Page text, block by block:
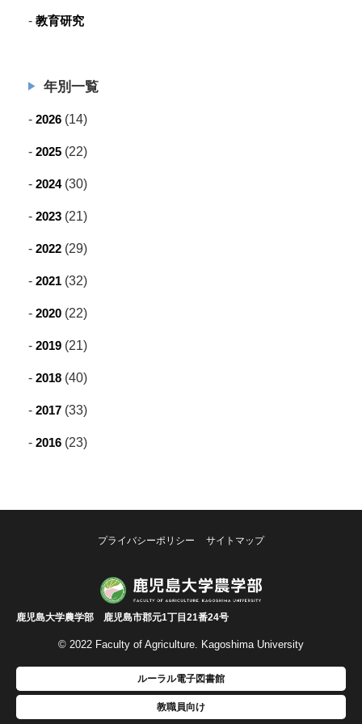
教育研究
年別一覧
2026 (14)
2025 (22)
2024(30)
2023 (21)
2022 (29)
2021 (32)
2020 (22)
2019 (21)
2018 (40)
2017 (33)
2016 (23)
プライバシーポリシー サイトマップ
鹿児島大学農学部 鹿児島市郡元1丁目21番24号
© 2022 Faculty of Agriculture. Kagoshima University
ルーラル電子図書館
教職員向け